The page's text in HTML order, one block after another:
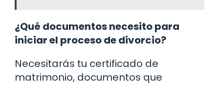
¿Qué documentos necesito para
iniciar el proceso de divorcio?
Necesitarás tu certificado de
matrimonio, documentos que